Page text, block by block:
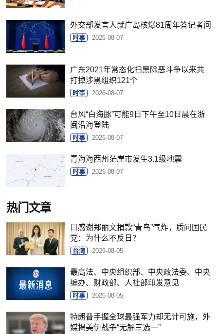
外交部发言人就广岛核爆81周年答记者问
时事 2026-08-07
广东2021年常态化扫黑除恶斗争以来共
打掉涉黑组织121个
时事 2026-08-07
台风“白海豚”可能9日下午至10日晨在浙
闽沿海登陆
时事 2026-08-07
青海海西州茫崖市发生3.1级地震
时事 2026-08-07
热门文章
日感谢郑丽文捐款“青鸟”气炸，质问国民
党：为什么不反日？
台湾 2026-08-05
最高法、中央组织部、中央政法委、中央
编办、财政部、人社部印发意见
时事 2026-08-05
特朗普手握全球最强军力却无计可施，外
媒揭美伊战争“无解三选一”